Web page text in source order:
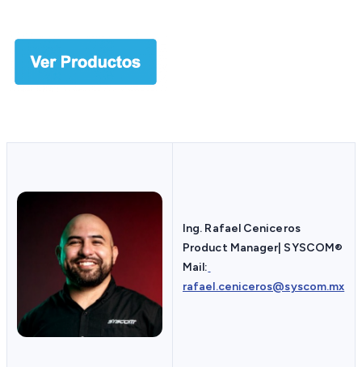
Ing. Rafael Ceniceros
Product Manager| SYSCOM®
Mail:
rafael.ceniceros@syscom.mx